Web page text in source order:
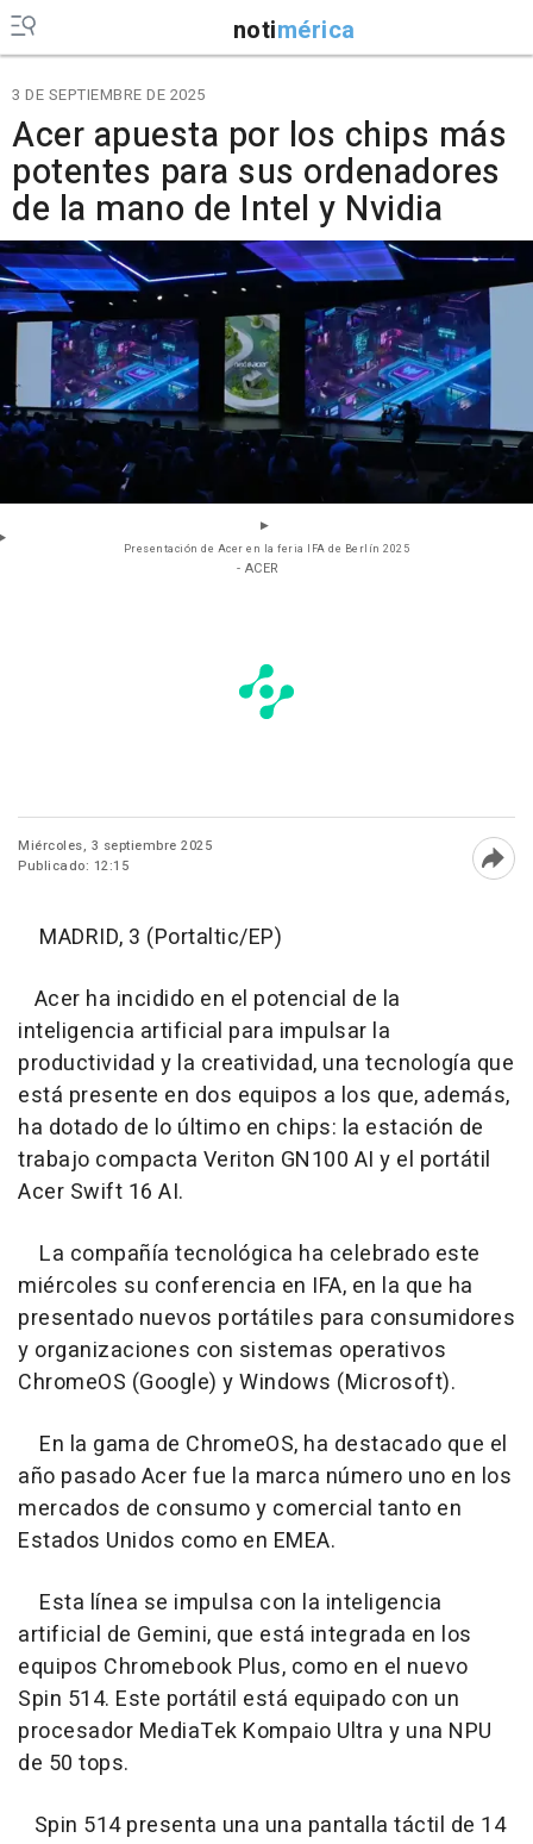
notimérica
3 DE SEPTIEMBRE DE 2025
Acer apuesta por los chips más
potentes para sus ordenadores
de la mano de Intel y Nvidia
Presentación de Acer en la feria IFA de Berlín 2025
- ACER
Miércoles, 3 septiembre 2025
Publicado: 12:15
MADRID, 3 (Portaltic/EP)
Acer ha incidido en el potencial de la
inteligencia artificial para impulsar la
productividad y la creatividad, una tecnología que
está presente en dos equipos a los que, además,
ha dotado de lo último en chips: la estación de
trabajo compacta Veriton GN100 AI y el portátil
Acer Swift 16 AI.
La compañía tecnológica ha celebrado este
miércoles su conferencia en IFA, en la que ha
presentado nuevos portátiles para consumidores
y organizaciones con sistemas operativos
ChromeOS (Google) y Windows (Microsoft).
En la gama de ChromeOS, ha destacado que el
año pasado Acer fue la marca número uno en los
mercados de consumo y comercial tanto en
Estados Unidos como en EMEA.
Esta línea se impulsa con la inteligencia
artificial de Gemini, que está integrada en los
equipos Chromebook Plus, como en el nuevo
Spin 514. Este portátil está equipado con un
procesador MediaTek Kompaio Ultra y una NPU
de 50 tops.
Spin 514 presenta una una pantalla táctil de 14